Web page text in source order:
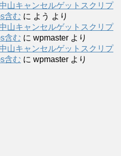
山キャンセルゲットスクリプ
含む に よう より
山キャンセルゲットスクリプ
含む に wpmaster より
山キャンセルゲットスクリプ
含む に wpmaster より